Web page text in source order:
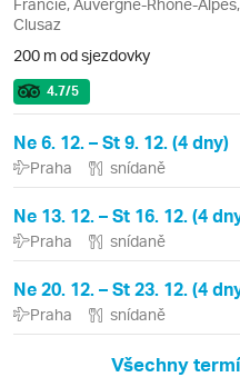
Clusaz
200 m od sjezdovky
4.7/5
Ne 6. 12. – St 9. 12. (4 dny)
Praha snídaně
Ne 13. 12. – St 16. 12. (4
Praha snídaně
Ne 20. 12. – St 23. 12. (4
Praha snídaně
Všechny